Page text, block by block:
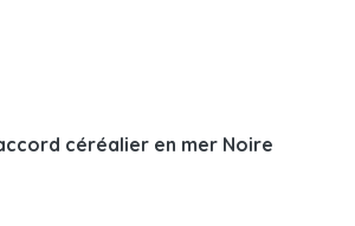
céréalier en mer Noire